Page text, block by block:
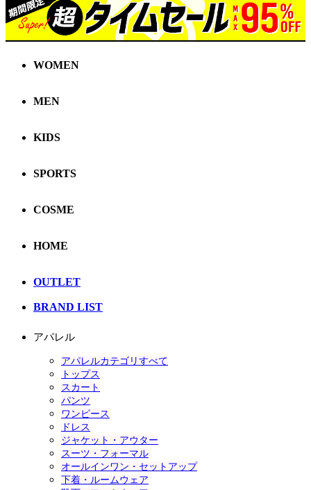
WOMEN
MEN
KIDS
SPORTS
COSME
HOME
OUTLET
BRAND LIST
アパレル
アパレルカテゴリすべて
トップス
スカート
パンツ
ワンピース
ドレス
ジャケット・アウター
スーツ・フォーマル
オールインワン・セットアップ
下着・ルームウェア